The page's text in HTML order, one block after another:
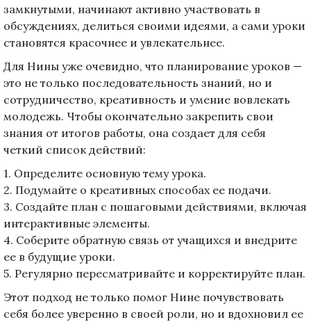
замкнутыми, начинают активно участвовать в
обсуждениях, делиться своими идеями, а сами уроки
становятся красочнее и увлекательнее.
Для Нины уже очевидно, что планирование уроков —
это не только последовательность знаний, но и
сотрудничество, креативность и умение вовлекать
молодежь. Чтобы окончательно закрепить свои
знания от итогов работы, она создает для себя
четкий список действий:
1. Определите основную тему урока.
2. Подумайте о креативных способах ее подачи.
3. Создайте план с пошаговыми действиями, включая
интерактивные элементы.
4. Соберите обратную связь от учащихся и внедрите
ее в будущие уроки.
5. Регулярно пересматривайте и корректируйте план.
Этот подход не только помог Нине почувствовать
себя более уверенно в своей роли, но и вдохновил ее